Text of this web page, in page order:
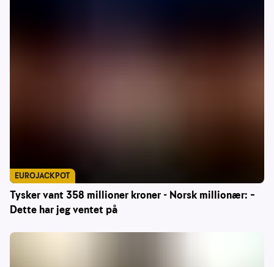
Tysker vant 358 millioner kroner - Norsk millionær: –
Dette har jeg ventet på
EUROJACKPOT